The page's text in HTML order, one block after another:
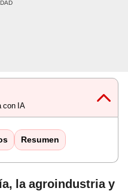
con IA
Resumen
la agroindustria y